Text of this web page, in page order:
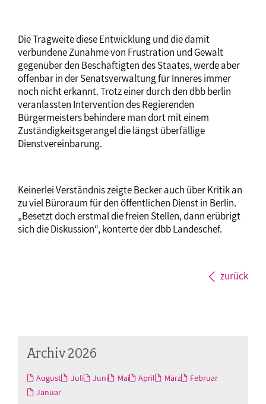
Die Tragweite diese Entwicklung und die damit
verbundene Zunahme von Frustration und Gewalt
gegenüber den Beschäftigten des Staates, werde aber
offenbar in der Senatsverwaltung für Inneres immer
noch nicht erkannt. Trotz einer durch den dbb berlin
veranlassten Intervention des Regierenden
Bürgermeisters behindere man dort mit einem
Zuständigkeitsgerangel die längst überfällige
Dienstvereinbarung.
Keinerlei Verständnis zeigte Becker auch über Kritik an
zu viel Büroraum für den öffentlichen Dienst in Berlin.
„Besetzt doch erstmal die freien Stellen, dann erübrigt
sich die Diskussion“, konterte der dbb Landeschef.
zurück
Archiv 2026
August Juli Juni Mai April März
Februar
Januar